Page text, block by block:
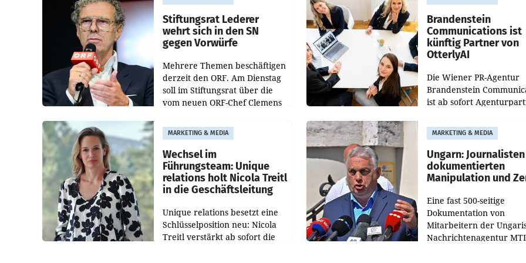
Bundeswettbewerbsbehörde
und der Bundeskartellanwalt
gegenüber Juli 2025
verdoppelte (+102
Stiftungsrat Lederer
wehrt sich in den SN
gegen Vorwürfe
Mehrere Themen beschäftigen
derzeit den ORF. Am Dienstag
soll im Stiftungsrat über die
vom neuen ORF-Chef Clemens
Besetzungen für die
Direktionen abgestimmt
werden.
Brandenstein
Communications ist
künftig Partner von
OtterlyAI
Die Wiener PR-Agentur
Brandenstein
ist ab sofort
Optimierungsplattform
OtterlyAI. Damit baut die
Agentur ihr
MARKETING & MEDIA
Wechsel im
Führungsteam: Unique
relations holt Nicola Treitl
in die Geschäftsleitung
Unique relations besetzt eine
Schlüsselposition neu: Nicola
Treitl verstärkt ab sofort die
MARKETING & MEDIA
Ungarn: Journalisten
dokumentierten
Manipulation und
Eine fast 500-seitige
Dokumentation von
Mitarbeitern der
Nachrichtenagentur